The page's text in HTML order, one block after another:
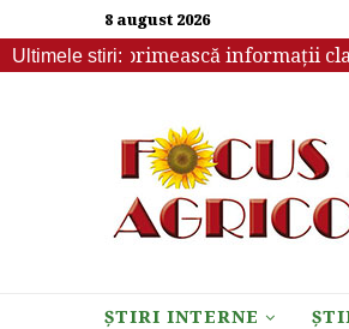
8 august 2026
Ultimele stiri:
să primească informații clare
ȘTIRI INTERNE